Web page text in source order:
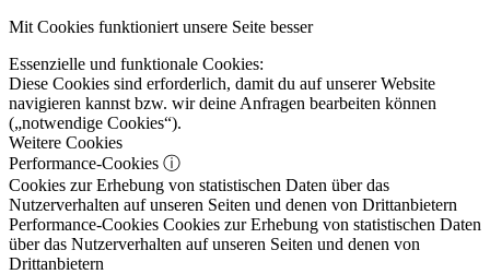
Mit Cookies funktioniert unsere Seite besser
Essenzielle und funktionale Cookies:
Diese Cookies sind erforderlich, damit du auf unserer Website
navigieren kannst bzw. wir deine Anfragen bearbeiten können
(„notwendige Cookies“).
Weitere Cookies
Performance-Cookies ⓘ
Cookies zur Erhebung von statistischen Daten über das
Nutzerverhalten auf unseren Seiten und denen von Drittanbietern
Performance-Cookies Cookies zur Erhebung von statistischen Daten
über das Nutzerverhalten auf unseren Seiten und denen von
Drittanbietern